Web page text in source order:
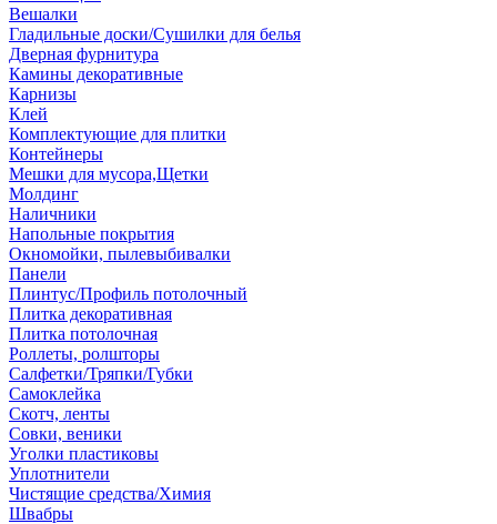
Вешалки
Гладильные доски/Сушилки для белья
Дверная фурнитура
Камины декоративные
Карнизы
Клей
Комплектующие для плитки
Контейнеры
Мешки для мусора,Щетки
Молдинг
Наличники
Напольные покрытия
Окномойки, пылевыбивалки
Панели
Плинтус/Профиль потолочный
Плитка декоративная
Плитка потолочная
Роллеты, ролшторы
Салфетки/Тряпки/Губки
Самоклейка
Скотч, ленты
Совки, веники
Уголки пластиковы
Уплотнители
Чистящие средства/Химия
Швабры